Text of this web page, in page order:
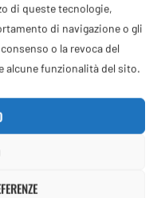
di queste tecnologie,
di navigazione o gli
o la revoca del
alcune funzionalità del sito.